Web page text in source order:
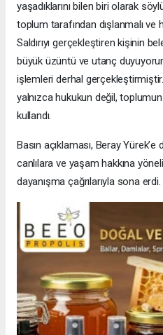
yaşadıklarını bilen biri olarak
toplum tarafından dışlanmalı ve
Saldırıyı gerçekleştiren kişinin
büyük üzüntü ve utanç
işlemleri derhal
yalnızca hukukun değil,
kullandı.
Basın açıklaması, Beray
canlılara ve yaşam hakkına
dayanışma çağrılarıyla sona erdi.